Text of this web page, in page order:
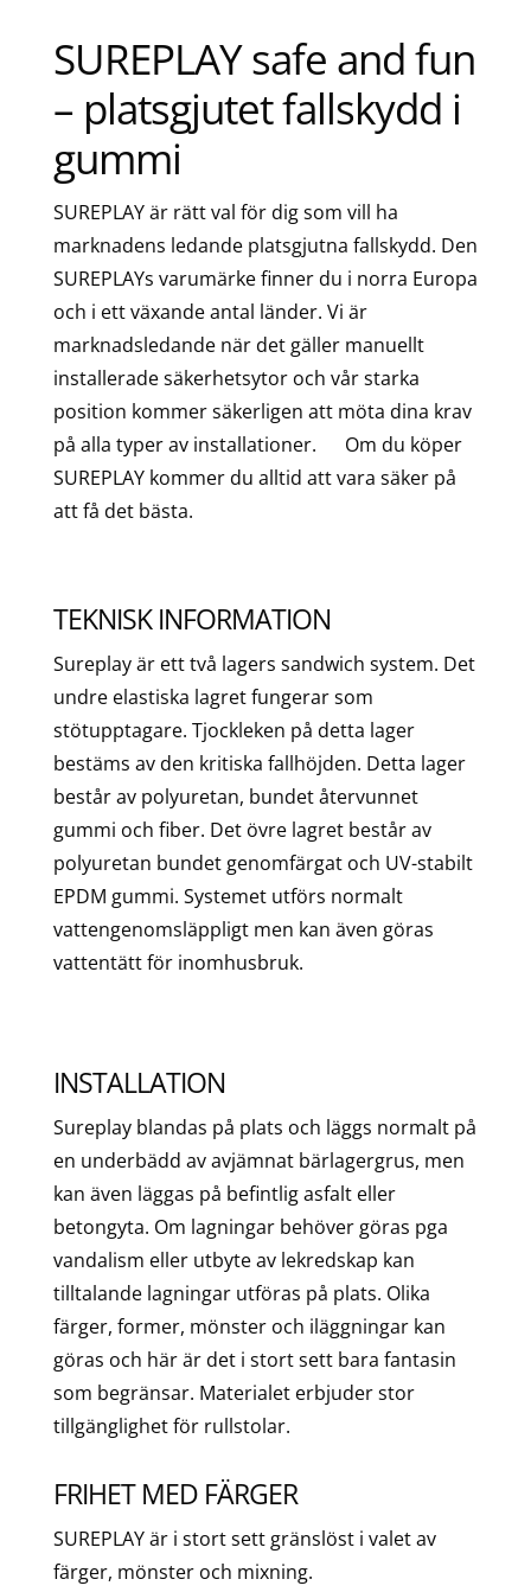
SUREPLAY safe and fun
– platsgjutet fallskydd i
gummi
SUREPLAY är rätt val för dig som vill ha
marknadens ledande platsgjutna fallskydd. Den
SUREPLAYs varumärke finner du i norra Europa
och i ett växande antal länder. Vi är
marknadsledande när det gäller manuellt
installerade säkerhetsytor och vår starka
position kommer säkerligen att möta dina krav
på alla typer av installationer. Om du köper
SUREPLAY kommer du alltid att vara säker på
att få det bästa.
TEKNISK INFORMATION
Sureplay är ett två lagers sandwich system. Det
undre elastiska lagret fungerar som
stötupptagare. Tjockleken på detta lager
bestäms av den kritiska fallhöjden. Detta lager
består av polyuretan, bundet återvunnet
gummi och fiber. Det övre lagret består av
polyuretan bundet genomfärgat och UV-stabilt
EPDM gummi. Systemet utförs normalt
vattengenomsläppligt men kan även göras
vattentätt för inomhusbruk.
INSTALLATION
Sureplay blandas på plats och läggs normalt på
en underbädd av avjämnat bärlagergrus, men
kan även läggas på befintlig asfalt eller
betongyta. Om lagningar behöver göras pga
vandalism eller utbyte av lekredskap kan
tilltalande lagningar utföras på plats. Olika
färger, former, mönster och iläggningar kan
göras och här är det i stort sett bara fantasin
som begränsar. Materialet erbjuder stor
tillgänglighet för rullstolar.
FRIHET MED FÄRGER
SUREPLAY är i stort sett gränslöst i valet av
färger, mönster och mixning.